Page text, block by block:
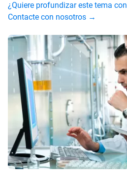
¿Quiere profundizar este tema
Contacte con nosotros →